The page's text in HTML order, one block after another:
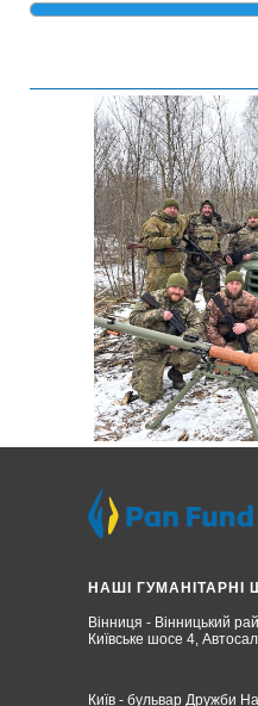
НАШІ ГУМАНІТАРНІ
Київ - бульвар Дружби
Вінниця - Вінницький
Київське шосе 4,